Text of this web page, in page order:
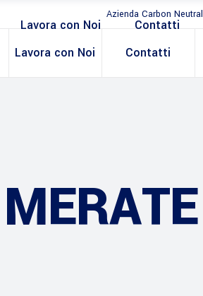
Azienda Carbon Neutral
Lavora con Noi Contatti
Lavora con Noi Contatti